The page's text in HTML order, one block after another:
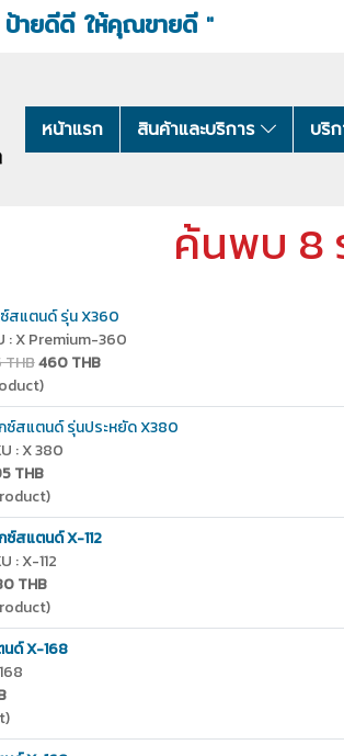
ป้ายดีดี ให้คุณขายดี"
หน้าแรก สินค้าและบริการ บริ
ค้นพบ 8
สแตนด์ รุ่น X360
: X Premium-360
THB460 THB
ซ์สแตนด์ รุ่นประหยัด X380
: X 380
THB
ซ์สแตนด์ X-112
: X-112
THB
ด์ X-168